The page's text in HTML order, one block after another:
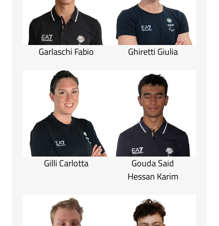
Garlaschi Fabio Ghiretti Giulia
Gilli Carlotta
Gouda Said
Hessan Karim